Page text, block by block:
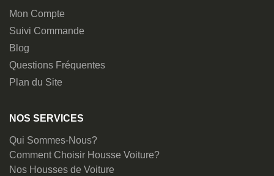
Mon Compte
Suivi Commande
Blog
Questions Fréquentes
Plan du Site
NOS SERVICES
Qui Sommes-Nous?
Comment Choisir Housse Voiture?
Nos Housses de Voiture